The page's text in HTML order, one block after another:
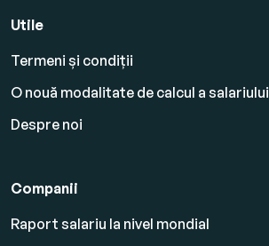
Utile
Termeni și condiții
O nouă modalitate de calcul a salariului
Despre noi
Companii
Raport salariu la nivel mondial